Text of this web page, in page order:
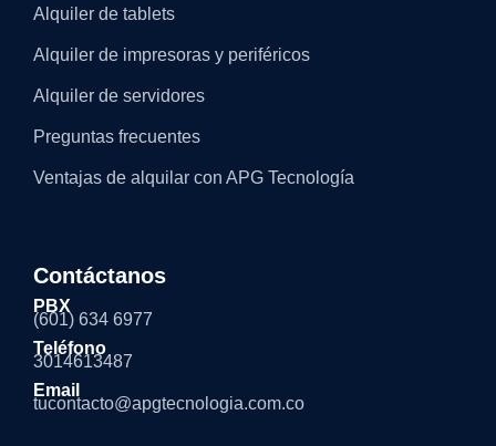
Alquiler de tablets
Alquiler de impresoras y periféricos
Alquiler de servidores
Preguntas frecuentes
Ventajas de alquilar con APG Tecnología
Contáctanos
PBX
(601) 634 6977
Teléfono
3014613487
Email
tucontacto@apgtecnologia.com.co